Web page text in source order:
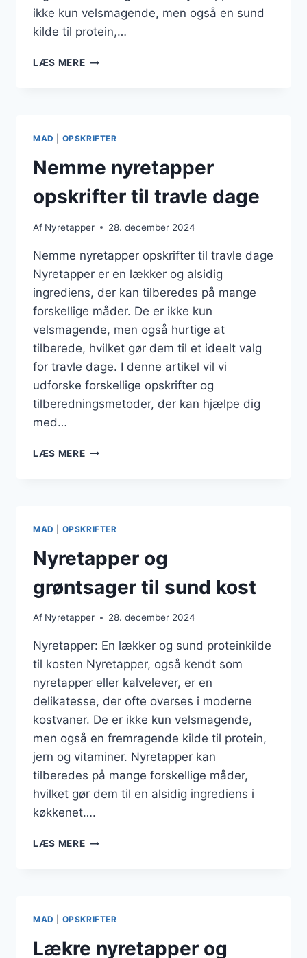
ikke kun velsmagende, men også en sund
kilde til protein,…
LÆS MERENYRETAPPER
MAD OPSKRIFTER
Nemme nyretapper
opskrifter til travle dage
Af Nyretapper 28. december 2024
Nemme nyretapper opskrifter til travle dage
Nyretapper er en lækker og alsidig
ingrediens, der kan tilberedes på mange
forskellige måder. De er ikke kun
velsmagende, men også hurtige at
tilberede, hvilket gør dem til et ideelt valg
for travle dage. I denne artikel vil vi
udforske forskellige opskrifter og
tilberedningsmetoder, der kan hjælpe dig
med…
LÆS MERENEMME
MAD OPSKRIFTER
Nyretapper og
grøntsager til sund kost
Af Nyretapper 28. december 2024
Nyretapper: En lækker og sund proteinkilde
til kosten Nyretapper, også kendt som
nyretapper eller kalvelever, er en
delikatesse, der ofte overses i moderne
kostvaner. De er ikke kun velsmagende,
men også en fremragende kilde til protein,
jern og vitaminer. Nyretapper kan
tilberedes på mange forskellige måder,
hvilket gør dem til en alsidig ingrediens i
køkkenet….
LÆS MERENYRETAPPER
MAD OPSKRIFTER
Lækre nyretapper og